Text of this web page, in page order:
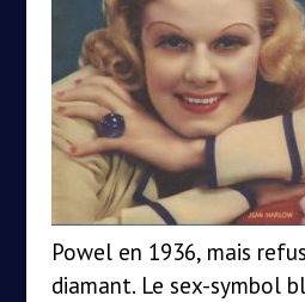
Powel en 1936, mais
diamant. Le sex-symbol